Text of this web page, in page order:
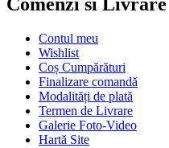
Comenzi si Livrare
Contul meu
Wishlist
Coș Cumpărături
Finalizare comandă
Modalități de plată
Termen de Livrare
Galerie Foto-Video
Hartă Site